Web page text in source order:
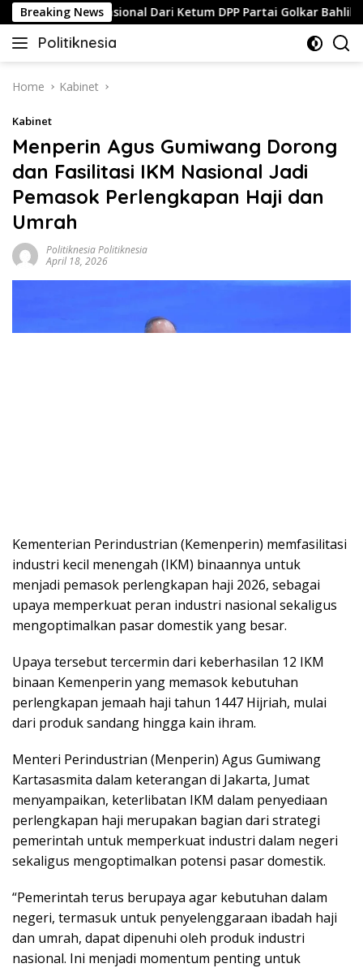
Skip
to
content
Breaking News
Mobil Operasional Dari Ketum DPP Partai Golkar Bahlil
Politiknesia
Politiknesia.com
Home Kabinet
Kabinet
Menperin Agus Gumiwang Dorong
dan Fasilitasi IKM Nasional Jadi
Pemasok Perlengkapan Haji dan
Umrah
Politiknesia Politiknesia
April 18, 2026
Kementerian Perindustrian (Kemenperin) memfasilitasi
industri kecil menengah (IKM) binaannya untuk
menjadi pemasok perlengkapan haji 2026, sebagai
upaya memperkuat peran industri nasional sekaligus
mengoptimalkan pasar domestik yang besar.
Upaya tersebut tercermin dari keberhasilan 12 IKM
binaan Kemenperin yang memasok kebutuhan
perlengkapan jemaah haji tahun 1447 Hijriah, mulai
dari produk sandang hingga kain ihram.
Menteri Perindustrian (Menperin) Agus Gumiwang
Kartasasmita dalam keterangan di Jakarta, Jumat
menyampaikan, keterlibatan IKM dalam penyediaan
perlengkapan haji merupakan bagian dari strategi
pemerintah untuk memperkuat industri dalam negeri
sekaligus mengoptimalkan potensi pasar domestik.
“Pemerintah terus berupaya agar kebutuhan dalam
negeri, termasuk untuk penyelenggaraan ibadah haji
dan umrah, dapat dipenuhi oleh produk industri
nasional. Ini menjadi momentum penting untuk